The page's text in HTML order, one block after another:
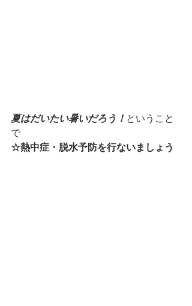
夏はだいたい暑いだろう！ ということ
で
☆熱中症・脱水予防を行ないましょう